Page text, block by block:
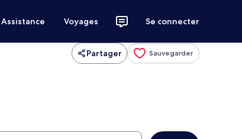
Assistance Voyages Se connecter
Partager Sauvegarder